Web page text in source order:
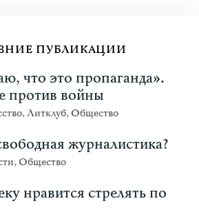
ПУБЛИКАЦИИ
что это пропаганда».
против войны
,Литклуб,Общество
журналистика?
,Общество
нравится стрелять по